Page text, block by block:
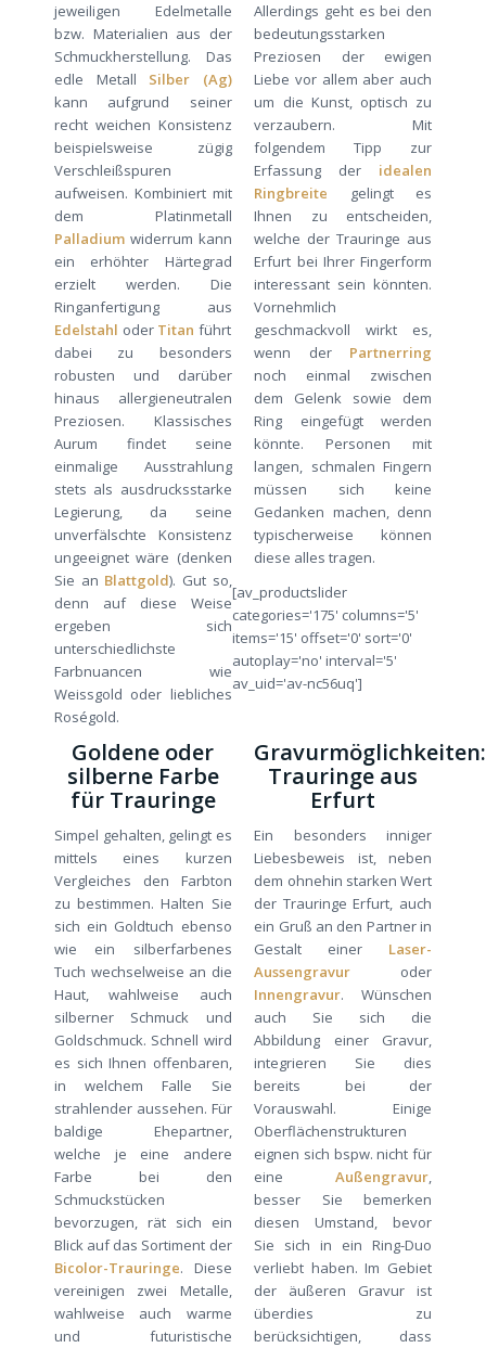
jeweiligen Edelmetalle
bzw. Materialien aus der
Schmuckherstellung. Das
edle Metall Silber (Ag)
kann aufgrund seiner
recht weichen Konsistenz
beispielsweise zügig
Verschleißspuren
aufweisen. Kombiniert mit
dem Platinmetall
Palladium widerrum kann
ein erhöhter Härtegrad
erzielt werden. Die
Ringanfertigung aus
Edelstahl oder Titan führt
dabei zu besonders
robusten und darüber
hinaus allergieneutralen
Preziosen. Klassisches
Aurum findet seine
einmalige Ausstrahlung
stets als ausdrucksstarke
Legierung, da seine
unverfälschte Konsistenz
ungeeignet wäre (denken
Sie an Blattgold). Gut so,
denn auf diese Weise
ergeben sich
unterschiedlichste
Farbnuancen wie
Weissgold oder liebliches
Roségold.
Allerdings geht es bei den
bedeutungsstarken
Preziosen der ewigen
Liebe vor allem aber auch
um die Kunst, optisch zu
verzaubern. Mit
folgendem Tipp zur
Erfassung der idealen
Ringbreite gelingt es
Ihnen zu entscheiden,
welche der Trauringe aus
Erfurt bei Ihrer Fingerform
interessant sein könnten.
Vornehmlich
geschmackvoll wirkt es,
wenn der Partnerring
noch einmal zwischen
dem Gelenk sowie dem
Ring eingefügt werden
könnte. Personen mit
langen, schmalen Fingern
müssen sich keine
Gedanken machen, denn
typischerweise können
diese alles tragen.
Goldene oder
silberne Farbe
für Trauringe
Simpel gehalten, gelingt es
mittels eines kurzen
Vergleiches den Farbton
zu bestimmen. Halten Sie
sich ein Goldtuch ebenso
wie ein silberfarbenes
Tuch wechselweise an die
Haut, wahlweise auch
silberner Schmuck und
Goldschmuck. Schnell wird
es sich Ihnen offenbaren,
in welchem Falle Sie
strahlender aussehen. Für
baldige Ehepartner,
welche je eine andere
Farbe bei den
Schmuckstücken
bevorzugen, rät sich ein
Blick auf das Sortiment der
Bicolor-Trauringe. Diese
vereinigen zwei Metalle,
wahlweise auch warme
und futuristische
Gravurmöglichkeiten:
Trauringe aus
Erfurt
Ein besonders inniger
Liebesbeweis ist, neben
dem ohnehin starken Wert
der Trauringe Erfurt, auch
ein Gruß an den Partner in
Gestalt einer Laser-
Aussengravur oder
Innengravur. Wünschen
auch Sie sich die
Abbildung einer Gravur,
integrieren Sie dies
bereits bei der
Vorauswahl. Einige
Oberflächenstrukturen
eignen sich bspw. nicht für
eine Außengravur,
besser Sie bemerken
diesen Umstand, bevor
Sie sich in ein Ring-Duo
verliebt haben. Im Gebiet
der äußeren Gravur ist
überdies zu
berücksichtigen, dass
[av_productslider
categories='175' columns='5'
items='15' offset='0' sort='0'
autoplay='no' interval='5'
av_uid='av-nc56uq']